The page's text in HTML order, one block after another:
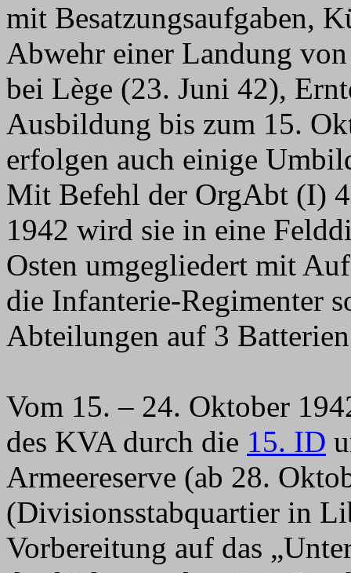
mit Besatzungsaufgaben,
Abwehr einer Landung
bei Lège (23. Juni 42),
Ausbildung bis zum 15.
erfolgen auch einige
Mit Befehl der OrgAbt (I)
1942 wird sie in eine
Osten umgegliedert mit
die Infanterie-Regimenter
Abteilungen auf 3
Vom 15. – 24. Oktober
des KVA durch die 15. ID
Armeereserve (ab 28.
(Divisionsstabquartier in
Vorbereitung auf das